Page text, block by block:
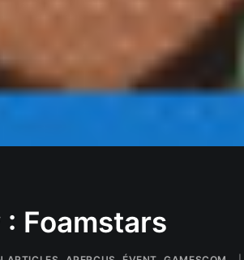
Foamstars